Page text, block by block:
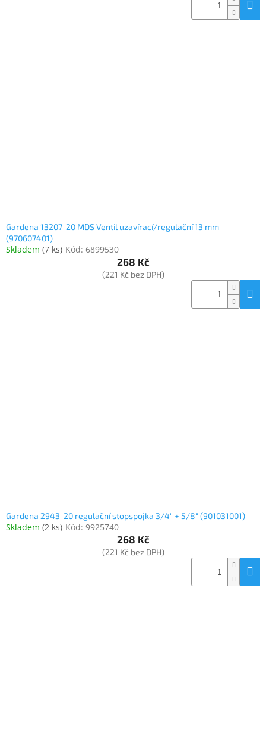
Gardena 13207-20 MDS Ventil uzavírací/regulační 13 mm
(970607401)
Skladem (7 ks) Kód: 6899530
268 Kč
(221 Kč bez DPH)
Gardena 2943-20 regulační stopspojka 3/4" + 5/8" (901031001)
Skladem (2 ks) Kód: 9925740
268 Kč
(221 Kč bez DPH)